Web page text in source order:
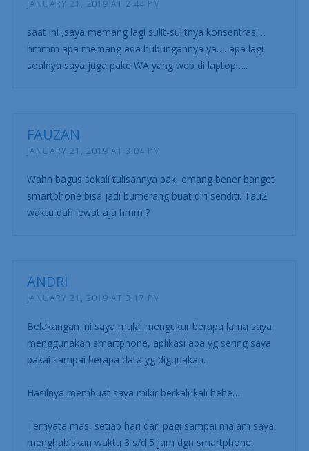
JANUARY 21, 2019 AT 2:44 PM
saat ini ,saya memang lagi sulit-sulitnya konsentrasi…
hmmm apa memang ada hubungannya ya…. apa lagi
soalnya saya juga pake WA yang web di laptop…..
FAUZAN
JANUARY 21, 2019 AT 3:04 PM
Wahh bagus sekali tulisannya pak, emang bener banget
smartphone bisa jadi bumerang buat diri senditi. Tau2
waktu dah lewat aja hmm ?
ANDRI
JANUARY 21, 2019 AT 3:17 PM
Belakangan ini saya mulai mengukur berapa lama saya
menggunakan smartphone, aplikasi apa yg sering saya
pakai sampai berapa data yg digunakan.
Hasilnya membuat saya mikir berkali-kali hehe…
Ternyata mas, setiap hari dari pagi sampai malam saya
menghabiskan waktu 3 s/d 5 jam dgn smartphone.